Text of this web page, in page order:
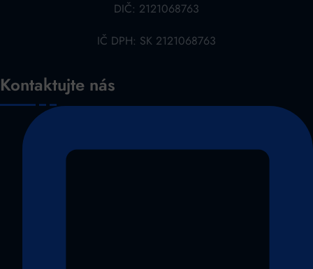
DIČ: 2121068763
IČ DPH: SK 2121068763
Kontaktujte nás